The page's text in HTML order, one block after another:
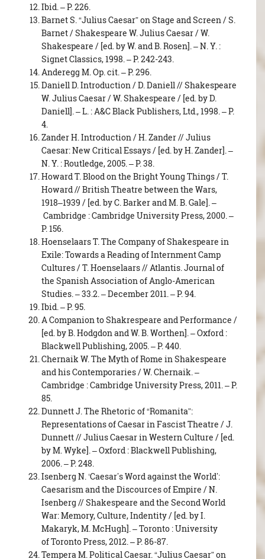
Ibid. – P. 226.
Barnet S. “Julius Caesar” on Stage and Screen / S.
Barnet / Shakespeare W. Julius Caesar / W.
Shakespeare / [ed. by W. and B. Rosen]. – N. Y. :
Signet Classics, 1998. – P. 242-243.
Anderegg M. Op. cit. – P. 296.
Daniell D. Introduction / D. Daniell // Shakespeare
W. Julius Caesar / W. Shakespeare / [ed. by D.
Daniell]. – L. : A&C Black Publishers, Ltd., 1998. – P.
4.
Zander H. Introduction / H. Zander // Julius
Caesar: New Critical Essays / [ed. by H. Zander]. –
N. Y. : Routledge, 2005. – P. 38.
Howard T. Blood on the Bright Young Things / T.
Howard // British Theatre between the Wars,
1918–1939 / [ed. by C. Barker and M. B. Gale]. –
Cambridge : Cambridge University Press, 2000. –
P. 156.
Hoenselaars T. The Company of Shakespeare in
Exile: Towards a Reading of Internment Camp
Cultures / T. Hoenselaars // Atlantis. Journal of
the Spanish Association of Anglo-American
Studies. – 33.2. – December 2011. – P. 94.
Ibid. – P. 95.
A Companion to Shakrespeare and Performance /
[ed. by B. Hodgdon and W. B. Worthen]. – Oxford :
Blackwell Publishing, 2005. – P. 440.
Chernaik W. The Myth of Rome in Shakespeare
and his Contemporaries / W. Chernaik. –
Cambridge : Cambridge University Press, 2011. – Р.
85.
Dunnett J. The Rhetoric of “Romanita”:
Representations of Caesar in Fascist Theatre / J.
Dunnett // Julius Caesar in Western Culture / [ed.
by M. Wyke]. – Oxford : Blackwell Publishing,
2006. – P. 248.
Isenberg N. ‘Caesar’s Word against the World’:
Caesarism and the Discources of Empire / N.
Isenberg // Shakespeare and the Second World
War: Memory, Culture, Indentity / [ed. by I.
Makaryk, M. McHugh]. – Toronto : University
of Toronto Press, 2012. – P. 86-87.
Tempera M. Political Caesar. “Julius Caesar” on